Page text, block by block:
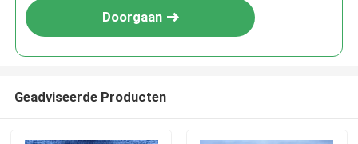
Doorgaan
Geadviseerde Producten